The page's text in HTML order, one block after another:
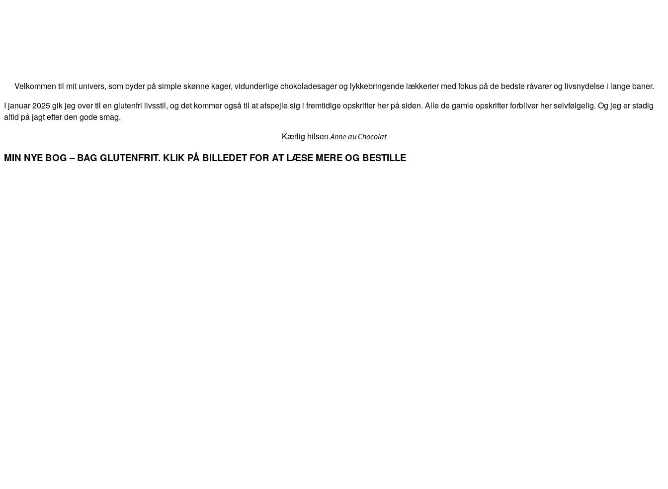
Velkommen til mit univers, som byder på simple skønne kager, vidunderlige chokoladesager og lykkebringende lækkerier med fokus på de bedste råvarer og livsnydelse i lange baner.
I januar 2025 gik jeg over til en glutenfri livsstil, og det kommer også til at afspejle sig i fremtidige opskrifter her på siden. Alle de gamle opskrifter forbliver her selvfølgelig. Og jeg er stadig
altid på jagt efter den gode smag.
Kærlig hilsenAnne au Chocolat
MIN NYE BOG – BAG GLUTENFRIT. KLIK PÅ BILLEDET FOR AT LÆSE MERE OG BESTILLE